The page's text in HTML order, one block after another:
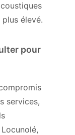
élevé.
pour
services,